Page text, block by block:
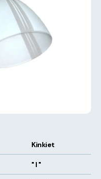
Kinkiet
" I "